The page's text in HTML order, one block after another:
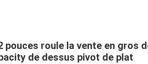
pouces roule la vente en gros
de dessus pivot de plat